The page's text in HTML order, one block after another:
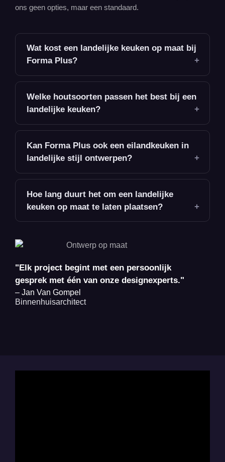
"Elk project begint met een persoonlijk
gesprek met één van onze designexperts."
– Jan Van Gompel
Binnenhuisarchitect
ons geen opties, maar een standaard.
Wat kost een landelijke keuken op maat bij
Forma Plus?
Welke houtsoorten passen het best bij een
landelijke keuken?
Kan Forma Plus ook een eilandkeuken in
landelijke stijl ontwerpen?
Hoe lang duurt het om een landelijke
keuken op maat te laten plaatsen?